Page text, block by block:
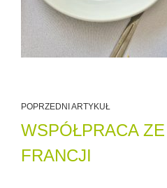
POPRZEDNI ARTYKUŁ
WSPÓŁPRACA
FRANCJI